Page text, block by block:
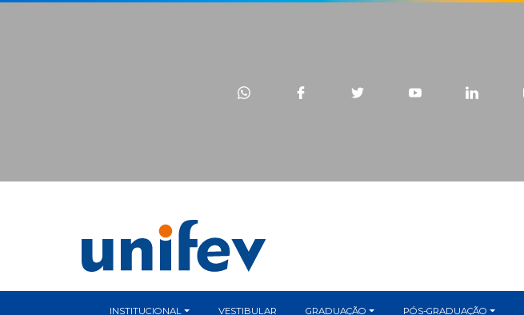
INSTITUCIONAL VESTIBULAR GRADUAÇÃO PÓS-GRADUAÇÃO